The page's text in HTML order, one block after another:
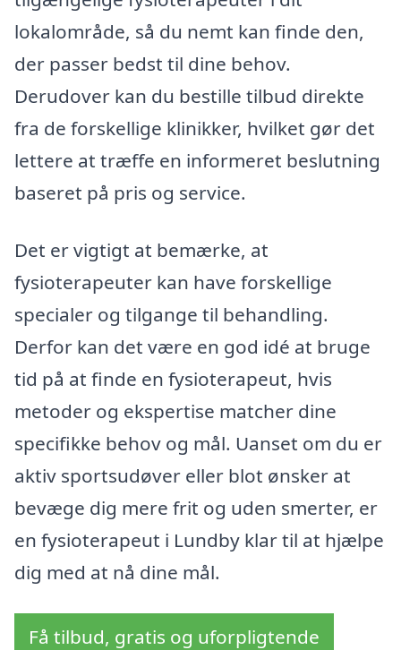
lokalområde, så du nemt kan finde den,
der passer bedst til dine behov.
Derudover kan du bestille tilbud direkte
fra de forskellige klinikker, hvilket gør det
lettere at træffe en informeret beslutning
baseret på pris og service.
Det er vigtigt at bemærke, at
fysioterapeuter kan have forskellige
specialer og tilgange til behandling.
Derfor kan det være en god idé at bruge
tid på at finde en fysioterapeut, hvis
metoder og ekspertise matcher dine
specifikke behov og mål. Uanset om du er
aktiv sportsudøver eller blot ønsker at
bevæge dig mere frit og uden smerter, er
en fysioterapeut i Lundby klar til at hjælpe
dig med at nå dine mål.
Få tilbud, gratis og uforpligtende